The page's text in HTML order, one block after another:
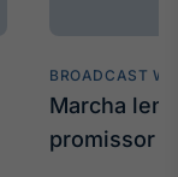
BROADCAST
Marcha
promissor